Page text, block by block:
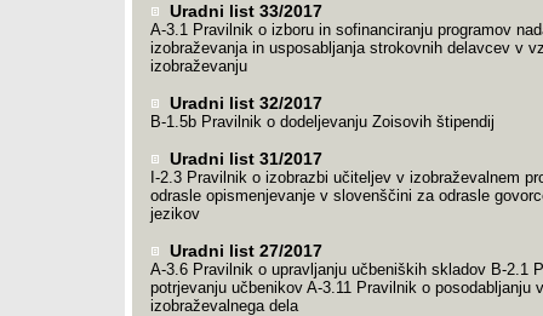
Uradni list 33/2017
A-3.1 Pravilnik o izboru in sofinanciranju programov
izobraževanja in usposabljanja strokovnih delavcev v
izobraževanju
Uradni list 32/2017
B-1.5b Pravilnik o dodeljevanju Zoisovih štipendij
Uradni list 31/2017
I-2.3 Pravilnik o izobrazbi učiteljev v izobraževalnem
odrasle opismenjevanje v slovenščini za odrasle
jezikov
Uradni list 27/2017
A-3.6 Pravilnik o upravljanju učbeniških skladov B-2.1
potrjevanju učbenikov A-3.11 Pravilnik o posodabljanju
izobraževalnega dela